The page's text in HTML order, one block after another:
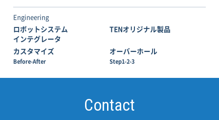
Engineering
ロボットシステム
インテグレータ
TENオリジナル製品
カスタマイズ
Before-After
オーバーホール
Step1-2-3
Contact